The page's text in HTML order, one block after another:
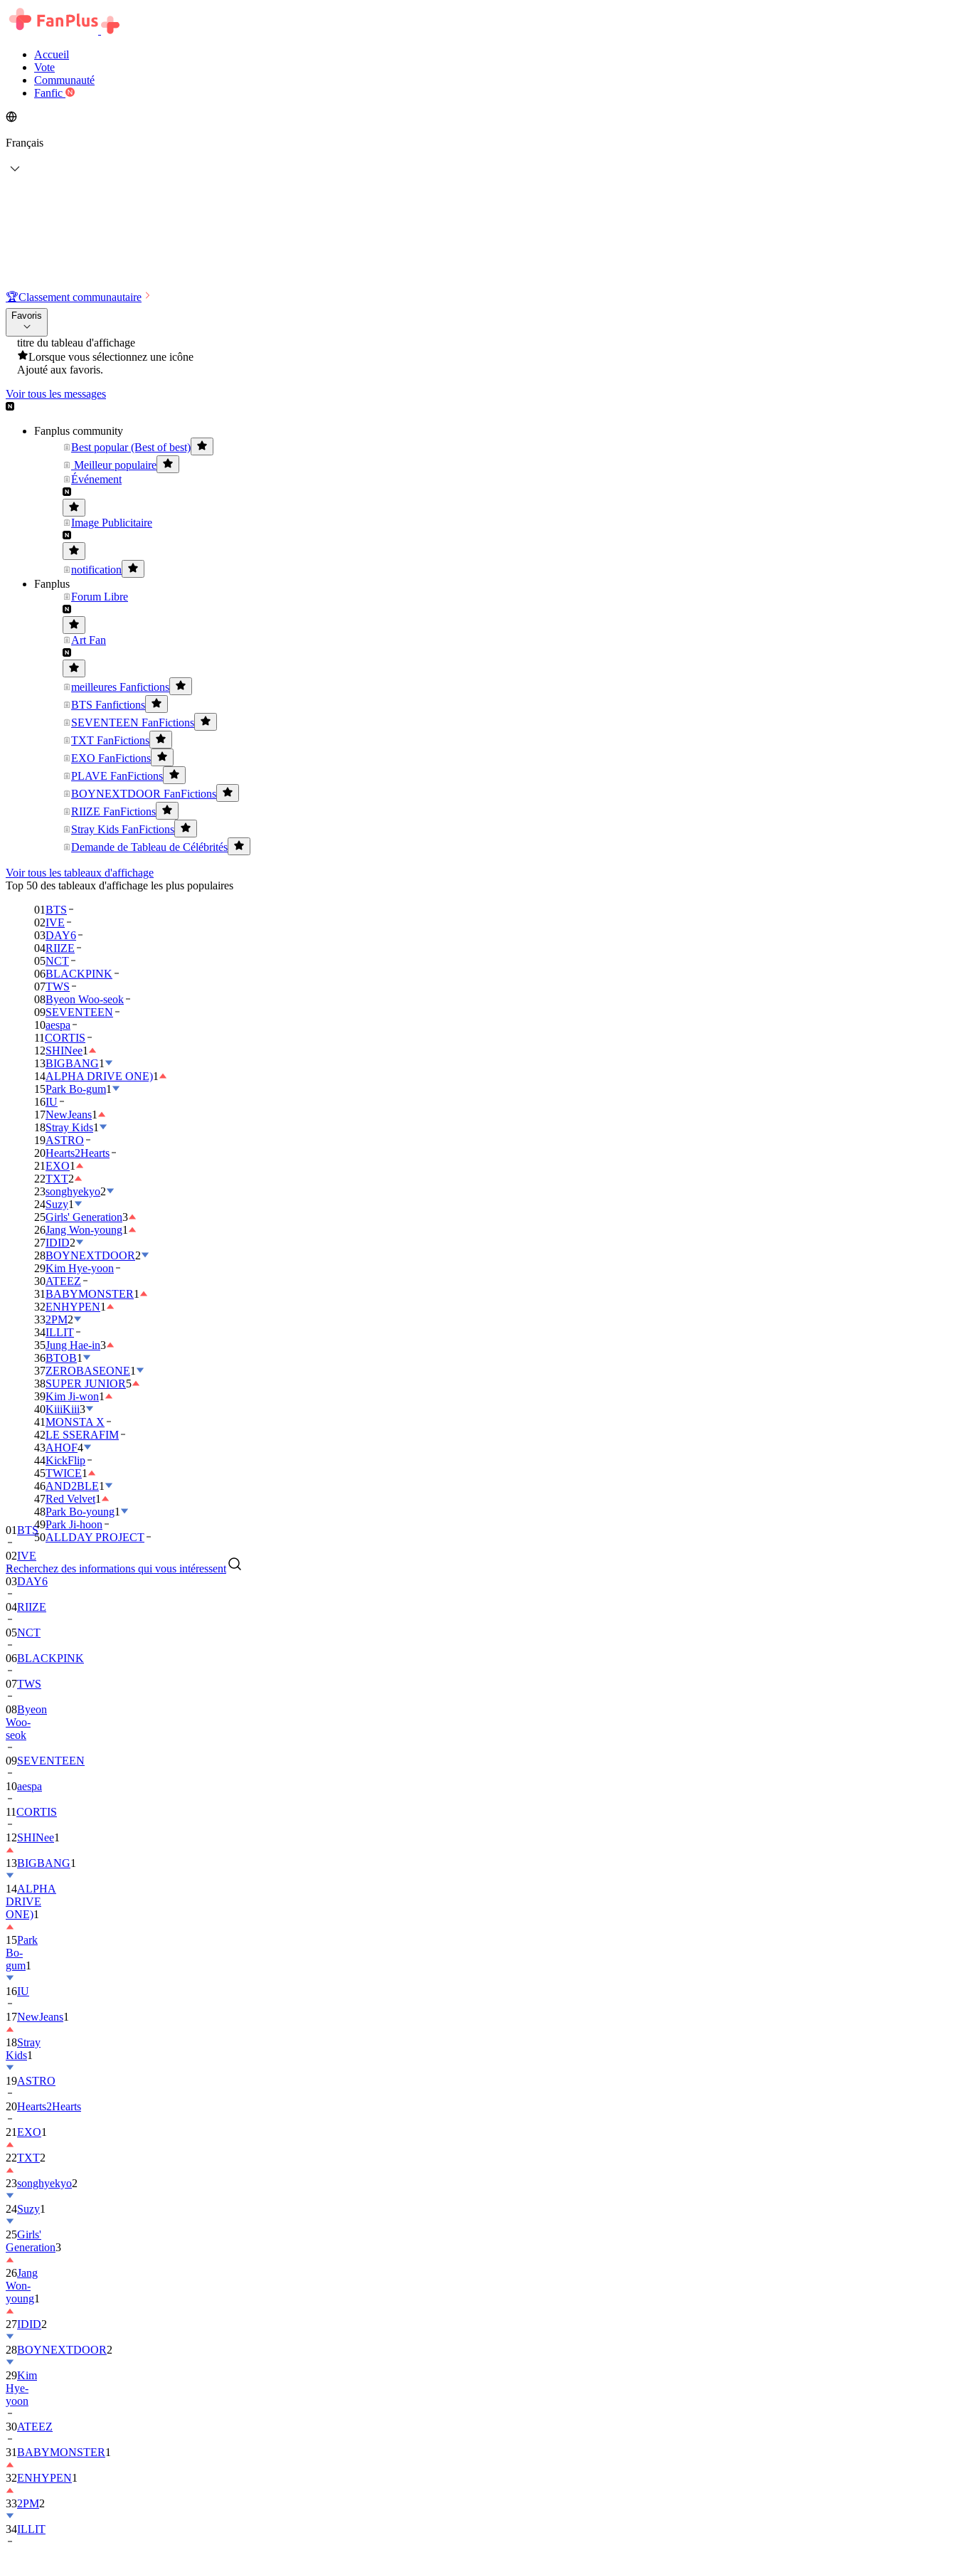
Accueil
Vote
Communauté
Fanfic
Français
🏆Classement communautaire
Favoris
titre du tableau d'affichage
Lorsque vous sélectionnez une icône
Ajouté aux favoris.
Voir tous les messages
Fanplus community
Best popular (Best of best)
Meilleur populaire
Événement
Image Publicitaire
notification
Fanplus
Forum Libre
Art Fan
meilleures Fanfictions
BTS Fanfictions
SEVENTEEN FanFictions
TXT FanFictions
EXO FanFictions
PLAVE FanFictions
BOYNEXTDOOR FanFictions
RIIZE FanFictions
Stray Kids FanFictions
Demande de Tableau de Célébrités
Voir tous les tableaux d'affichage
Top 50 des tableaux d'affichage les plus populaires
01BTS
02IVE
03DAY6
04RIIZE
05NCT
06BLACKPINK
07TWS
08Byeon Woo-seok
09SEVENTEEN
10aespa
11CORTIS
12SHINee1
13BIGBANG1
14ALPHA DRIVE ONE)1
15Park Bo-gum1
16IU
17NewJeans1
18Stray Kids1
19ASTRO
20Hearts2Hearts
21EXO1
22TXT2
23songhyekyo2
24Suzy1
25Girls' Generation3
26Jang Won-young1
27IDID2
28BOYNEXTDOOR2
29Kim Hye-yoon
30ATEEZ
31BABYMONSTER1
32ENHYPEN1
332PM2
34ILLIT
35Jung Hae-in3
36BTOB1
37ZEROBASEONE1
38SUPER JUNIOR5
39Kim Ji-won1
40KiiiKiii3
41MONSTA X
42LE SSERAFIM
43AHOF4
44KickFlip
45TWICE1
46AND2BLE1
47Red Velvet1
48Park Bo-young1
49Park Ji-hoon
50ALLDAY PROJECT
Recherchez des informations qui vous intéressent
01BTS
02IVE
03DAY6
04RIIZE
05NCT
06BLACKPINK
07TWS
08Byeon
Woo-
seok
09SEVENTEEN
10aespa
11CORTIS
12SHINee1
13BIGBANG1
14ALPHA
DRIVE
ONE)1
15Park
Bo-
gum1
16IU
17NewJeans1
18Stray
Kids1
19ASTRO
20Hearts2Hearts
21EXO1
22TXT2
23songhyekyo2
24Suzy1
25Girls'
Generation3
26Jang
Won-
young1
27IDID2
28BOYNEXTDOOR2
29Kim
Hye-
yoon
30ATEEZ
31BABYMONSTER1
32ENHYPEN1
332PM2
34ILLIT